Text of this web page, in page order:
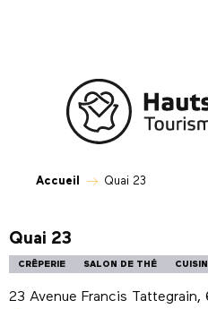
Accueil Quai 23
Quai 23
CRÊPERIE SALON DE THÉ
23 Avenue Francis